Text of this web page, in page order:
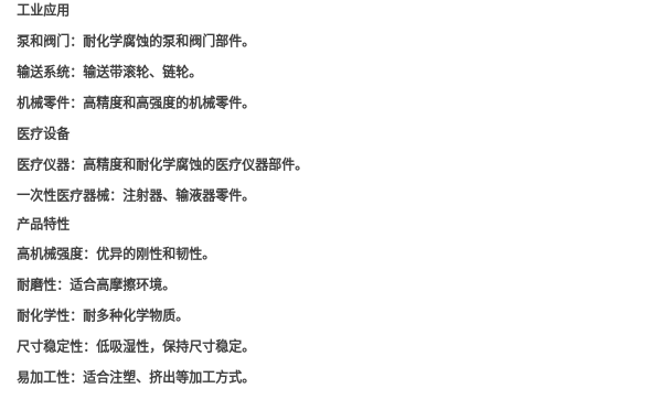
工业应用
泵和阀门 ：耐化学腐蚀的泵和阀门部件。
输送系统：输送带滚轮、链轮。
机械零件：高精度和高强度的机械零件。
医疗设备
医疗仪器：高精度和耐化学腐蚀的医疗仪器部件。
一次性医疗器械：注射器、输液器零件。
产品特性
高机械强度：优异的刚性和韧性。
耐磨性：适合高摩擦环境。
耐化学性：耐多种化学物质。
尺寸稳定性：低吸湿性，保持尺寸稳定。
易加工性：适合注塑、挤出等加工方式。